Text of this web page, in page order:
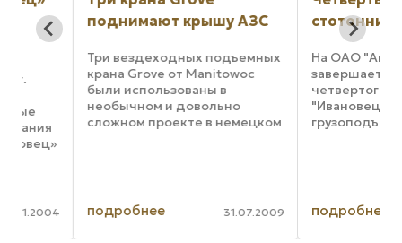
поднимают крышу АЗС
Три вездеходных подъемных
крана Grove от Manitowoc
были использованы в
необычном и довольно
сложном проекте в немецком
городе Мангейме.
Требовалось поднять с
положение 160-тонную
крышу автозаправочной ...
подробнее 31.07.2009
стотонник
На ОАО "Автокран"
завершается сборка
четвертого
"Ивановец" КС-8973
в сборочном цехе
шасси
...
подробнее